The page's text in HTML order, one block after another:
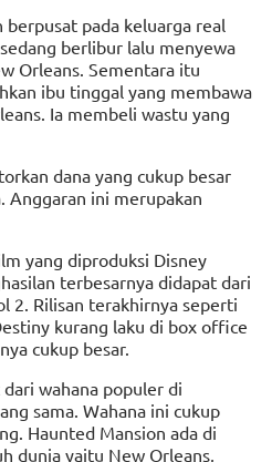
pada keluarga real
berlibur lalu menyewa
Orleans. Sementara itu
ibu tinggal yang membawa
Ia membeli wastu yang
dana yang cukup besar
Anggaran ini merupakan
yang diproduksi Disney
terbesarnya didapat dari
2. Rilisan terakhirnya seperti
kurang laku di box office
cukup besar.
wahana populer di
sama. Wahana ini cukup
Haunted Mansion ada di
dunia yaitu New Orleans,